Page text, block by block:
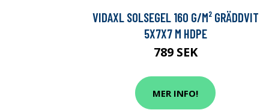
VIDAXL SOLSEGEL 160 G/M² GRÄDDVIT
5X7X7 M HDPE
789 SEK
MER INFO!